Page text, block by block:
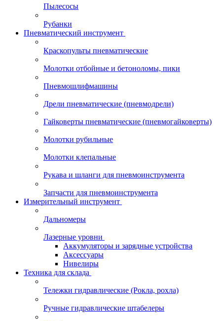
Пылесосы
Рубанки
Пневматический инструмент
Краскопульты пневматические
Молотки отбойные и бетоноломы, пики
Пневмошлифмашины
Дрели пневматические (пневмодрели)
Гайковерты пневматические (пневмогайковерты)
Молотки рубильные
Молотки клепальные
Рукава и шланги для пневмоинструмента
Запчасти для пневмоинструмента
Измерительный инструмент
Дальномеры
Лазерные уровни
Аккумуляторы и зарядные устройства
Аксессуары
Нивелиры
Техника для склада
Тележки гидравлические (Рокла, рохла)
Ручные гидравлические штабелеры